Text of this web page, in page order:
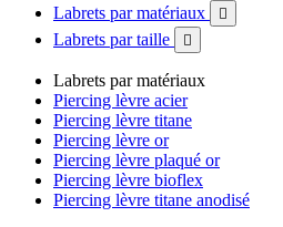
Labrets par matériaux

Labrets par taille 
Labrets par matériaux
Piercing lèvre acier
Piercing lèvre titane
Piercing lèvre or
Piercing lèvre plaqué or
Piercing lèvre bioflex
Piercing lèvre titane anodisé